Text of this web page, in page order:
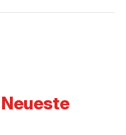
Neueste